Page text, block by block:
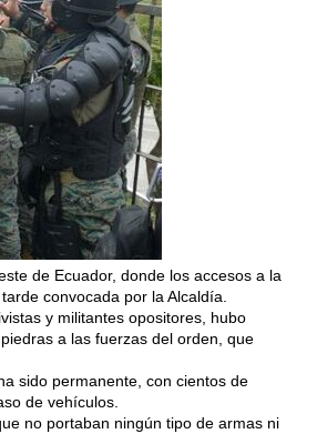
de Ecuador, donde los accesos a la
convocada por la Alcaldía.
y militantes opositores, hubo
a las fuerzas del orden, que
sido permanente, con cientos de
de vehículos.
no portaban ningún tipo de armas ni